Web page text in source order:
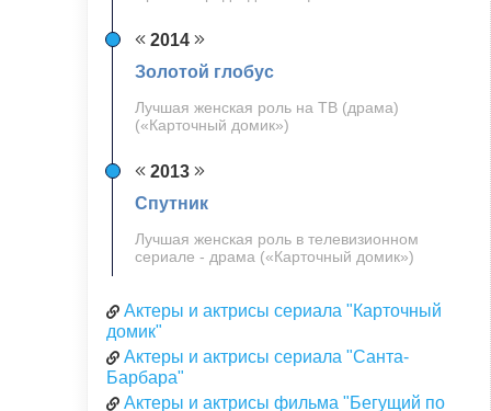
2014
Золотой глобус
Лучшая женская роль на ТВ (драма)
(«Карточный домик»)
2013
Спутник
Лучшая женская роль в телевизионном
сериале - драма («Карточный домик»)
Актеры и актрисы сериала "Карточный
домик"
Актеры и актрисы сериала "Санта-
Барбара"
Актеры и актрисы фильма "Бегущий по